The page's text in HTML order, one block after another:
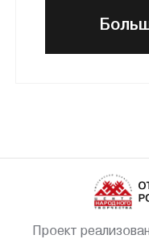
Проект